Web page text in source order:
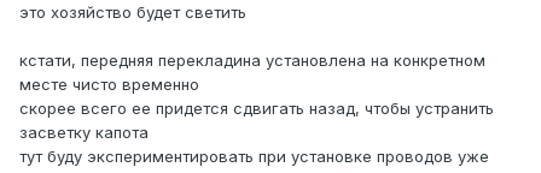
это хозяйство будет светить
кстати, передняя перекладина установлена на конкретном
месте чисто временно
скорее всего ее придется сдвигать назад, чтобы устранить
засветку капота
тут буду экспериментировать при установке проводов уже